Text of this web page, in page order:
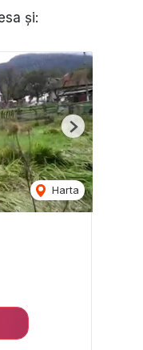
și:
Harta
Next